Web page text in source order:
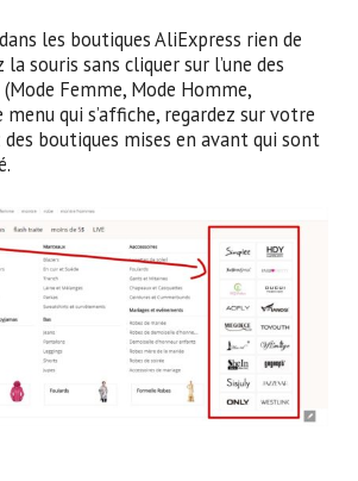
les boutiques AliExpress rien de
souris sans cliquer sur l’une des
Femme, Mode Homme,
menu qui s’affiche, regardez sur votre
boutiques mises en avant qui sont